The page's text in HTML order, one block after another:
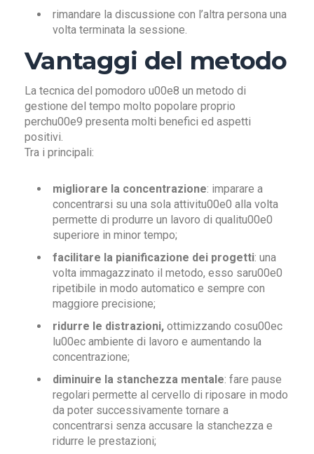
rimandare la discussione con l’altra persona una
volta terminata la sessione.
Vantaggi del metodo
La tecnica del pomodoro u00e8 un metodo di
gestione del tempo molto popolare proprio
perchu00e9 presenta molti benefici ed aspetti
positivi.
Tra i principali:
migliorare la concentrazione: imparare a
concentrarsi su una sola attivitu00e0 alla volta
permette di produrre un lavoro di qualitu00e0
superiore in minor tempo;
facilitare la pianificazione dei progetti: una
volta immagazzinato il metodo, esso saru00e0
ripetibile in modo automatico e sempre con
maggiore precisione;
ridurre le distrazioni, ottimizzando cosu00ec
lu00ec ambiente di lavoro e aumentando la
concentrazione;
diminuire la stanchezza mentale: fare pause
regolari permette al cervello di riposare in modo
da poter successivamente tornare a
concentrarsi senza accusare la stanchezza e
ridurre le prestazioni;